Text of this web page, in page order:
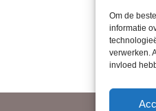
Om de
informatie
verwerken.
invloed
Volg